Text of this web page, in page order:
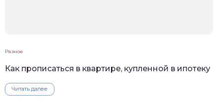
Разное
Как прописаться в квартире, купленной в ипотеку
Читать далее